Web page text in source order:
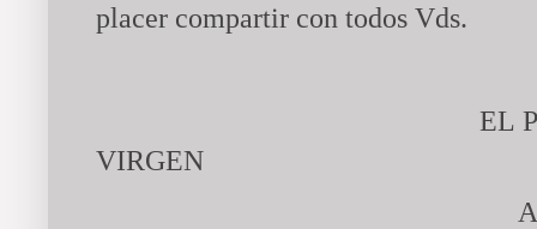
placer compartir con todos Vds.
EL
VIRGEN